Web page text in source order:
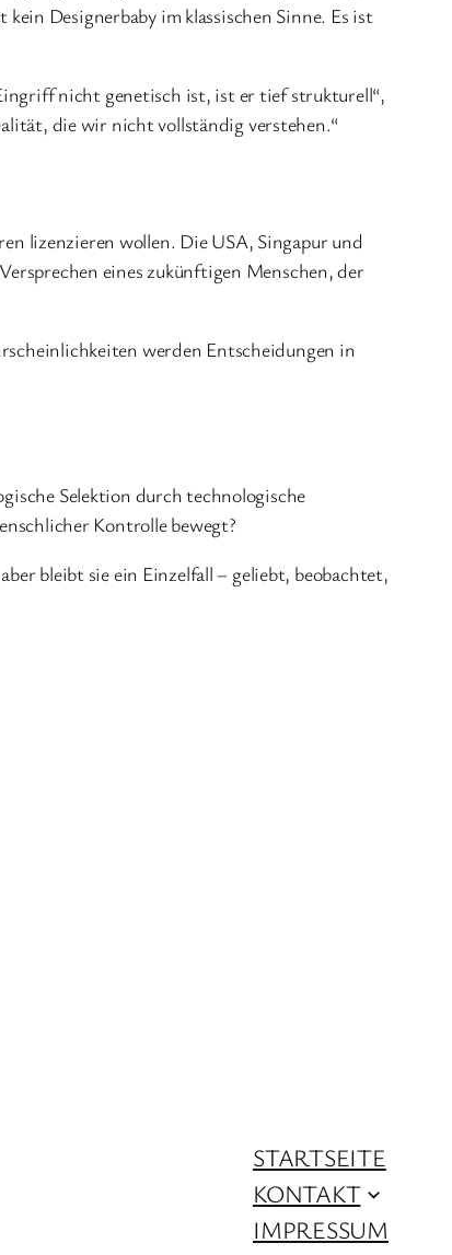
Designerbaby im klassischen Sinne. Es ist
nicht genetisch ist, ist er tief strukturell“,
die wir nicht vollständig verstehen.“
lizenzieren wollen. Die USA, Singapur und
eines zukünftigen Menschen, der
werden Entscheidungen in
Selektion durch technologische
Kontrolle bewegt?
bleibt sie ein Einzelfall – geliebt, beobachtet,
STARTSEITE
KONTAKT
IMPRESSUM